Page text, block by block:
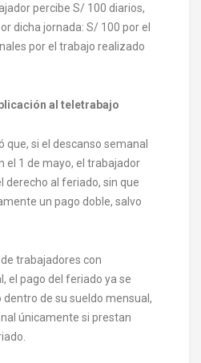
percibe S/ 100 diarios,
dicha jornada: S/ 100 por el
por el trabajo realizado
al teletrabajo
que, si el descanso semanal
el 1 de mayo, el trabajador
derecho al feriado, sin que
un pago doble, salvo
trabajadores con
el pago del feriado ya se
de su sueldo mensual,
únicamente si prestan